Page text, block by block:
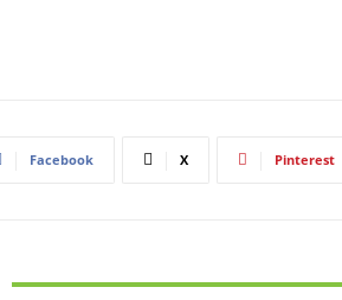
Facebook X Pinterest